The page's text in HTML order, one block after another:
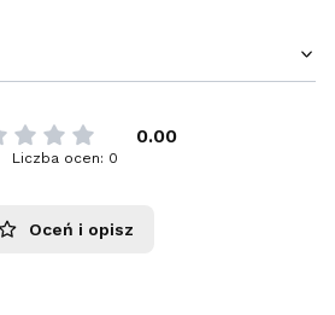
0.00
Liczba ocen: 0
Oceń i opisz